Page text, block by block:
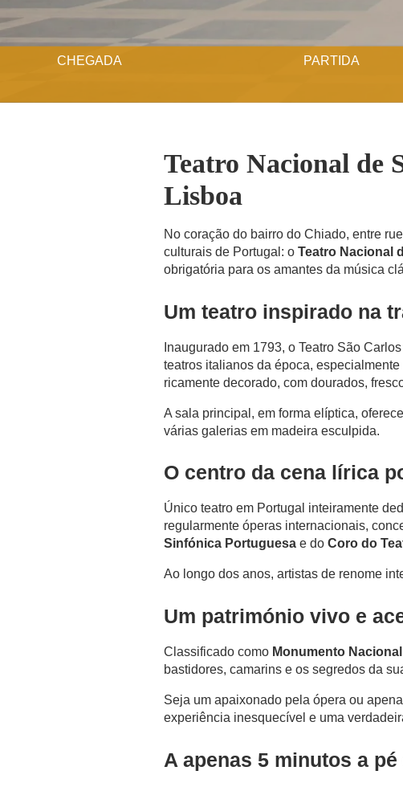
CHEGADA PARTIDA
Teatro Nacional de
Lisboa
No coração do bairro do Chiado, entre
culturais de Portugal: o Teatro Nacional
obrigatória para os amantes da música
Um teatro inspirado na
Inaugurado em 1793, o Teatro São
teatros italianos da época, especialmente
ricamente decorado, com dourados,
A sala principal, em forma elíptica,
várias galerias em madeira esculpida.
O centro da cena lírica
Único teatro em Portugal inteiramente
regularmente óperas internacionais,
Sinfónica Portuguesa e do Coro do
Ao longo dos anos, artistas de renome
Um património vivo e
Classificado como Monumento
bastidores, camarins e os segredos da
Seja um apaixonado pela ópera ou
experiência inesquecível e uma
A apenas 5 minutos a
EMPRESAS & GRUPOS